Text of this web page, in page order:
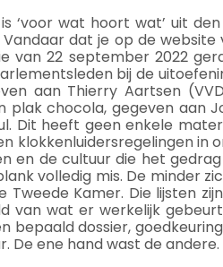
‘voor wat hoort wat’ uit
dat je op de website
van 22 september 2022
bij de
aan Thierry Aartsen
plak chocola, gegeven aan
Dit heeft geen enkele
klokkenluidersregelingen in
en de cultuur die het
volledig mis. De minder
Kamer. Die lijsten
van wat er werkelijk
bepaald dossier,
De ene hand wast de andere.